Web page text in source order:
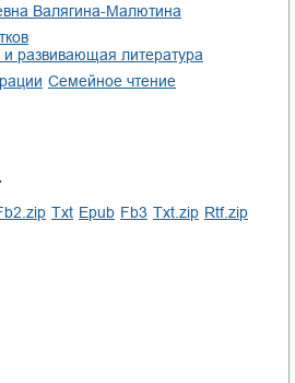
Валягина-Малютина
и развивающая литература
семейное чтение
fb2.zip txt epub fb3 txt.zip
rtf.zip